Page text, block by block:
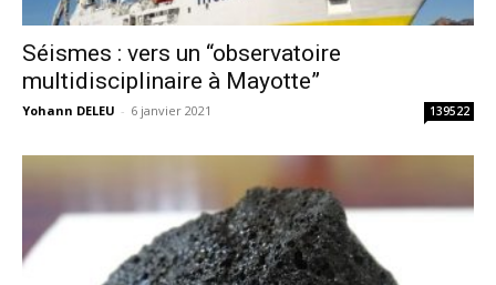
Séismes : vers un “observatoire
multidisciplinaire à Mayotte”
Yohann DELEU - 6 janvier 2021 139522